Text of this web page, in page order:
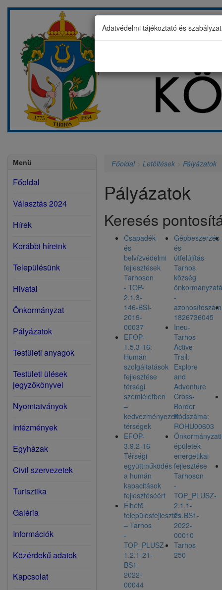
Menü
Főoldal
Választás 2024
Hírek
Korábbi híreink
Településünk
Hivatal
Önkormányzat
Pályázatok
Testületi anyagok
Testületi ülések
jegyzőkönyvei
Nyomtatványok
Intézmények
Egyházak
Civil szervezetek
Turisztika
Galéria
Információk
Közérdekű adatok
Kapcsolat
Főoldal> Letöltések Pályázatok
Pályázatok
Keresés
Csapadék-
és
belvízvédelmi
fejlesztések
Tarhoson
- TOP-
2.1.3-
146-BSI-
2019-
00037
EFOP-
1.5.3-16:
Humán
szolgáltatások
fejlesztése
térségi
szemléletben
–
kedvezményezett
térségek
EFOP-
3.9.2-16
Térségi
együttműködés
a humán
kapacitások
fejlesztéséért
Élhető
településfejlesztés
– Tarhos
-
TOP_PLUSZ-
1.2.1-21-
BS1-
2022-
00044
Gépbeszerzés
és
útfelújítás
Tarhos
község
-
1826736045
Ineu-
Tarhos
Active
Trail:
Explore
and
Adventure
Cross-
Border
Kódszáma:
ROHU00603
Önkormányzati
épületek
energetikai
fejlesztése
Tarhoson
-
TOP_PLUSZ-
2.1.1-
21.BS1-
2022-
00010
Tarhos
250
Adatvédelmi tájékoztató és